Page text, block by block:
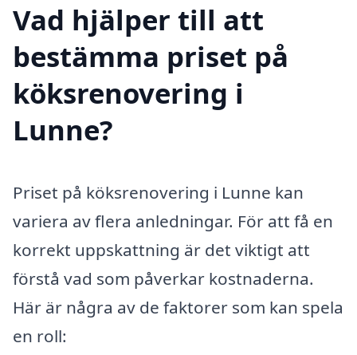
Vad hjälper till att
bestämma priset på
köksrenovering i
Lunne?
Priset på köksrenovering i Lunne kan
variera av flera anledningar. För att få en
korrekt uppskattning är det viktigt att
förstå vad som påverkar kostnaderna.
Här är några av de faktorer som kan spela
en roll: